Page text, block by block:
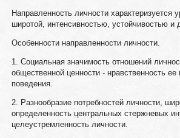
Направленность личности характеризуется
широтой, интенсивностью, устойчивостью и
Особенности направленности личности.
1. Социальная значимость отношений
общественной ценности - нравственность ее
поведения.
2. Разнообразие потребностей личности,
определенность центральных стержневых
целеустремленность личности.